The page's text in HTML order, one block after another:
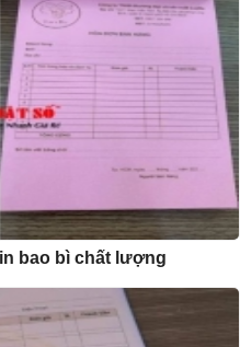
bao bì chất lượng